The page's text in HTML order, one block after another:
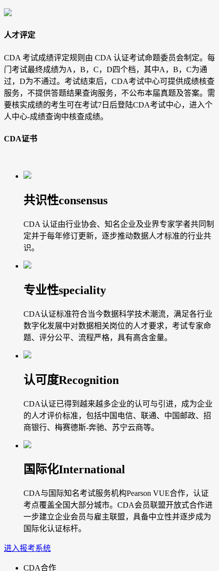
人才评定
CDA 考试成绩评定规则由 CDA 认证考试命题委员会制定。每
门考试最终成绩为A，B，C，D四个档，其中A，B，C为通
过，D为不通过。考试结束后，CDA考试中心可提供成绩核查
服务，不提供答题结果查询服务，不公布本届真题及答案。需
要核实成绩的考生可在考试7日后登陆CDA考试中心，进入个
人中心-成绩查询中核查成绩。
CDA证书
共识性consensus
CDA 认证由行业协会、知名企业及业界专家学者共同制
定并于每年修订更新，逐步推动数据人才标准的行业共
识。
专业性speciality
CDA认证标准符合当今数据科学技术潮流，满足各行业
数字化发展中对数据相关岗位的人才要求，考试专家命
题、评分公平、流程严格，具有高含金量。
认可度Recognition
CDA认证已得到越来越多企业的认可与引进，成为企业
的人才评价标准，包括中国电信、联通、中国邮政、招
商银行、梅赛德斯-奔驰、苏宁云商等。
国际化International
CDA与国际知名考试服务机构Pearson VUE合作，认证
考点覆盖全国大部分城市。CDA会员联盟开放式合作进
一步建立企业会员与雇主联盟，具备中立性并逐步成为
国际化认证标杆。
进入报考系统
CDA合作